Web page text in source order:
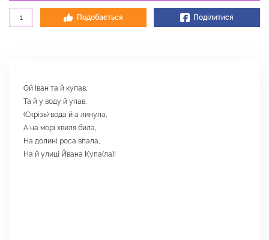
1 Подобається Поділитися
Ой Іван та й купав,
Та й у воду й упав,
(Скрізь) вода й а линула,
А на морі хвиля била,
На долині роса впала,
На й улиці Йвана Купа(ла)!